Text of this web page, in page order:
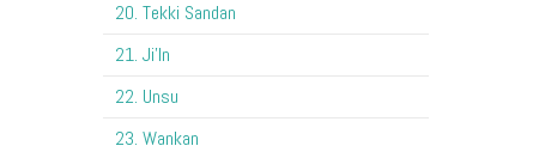
20. Tekki Sandan
21. Ji'In
22. Unsu
23. Wankan